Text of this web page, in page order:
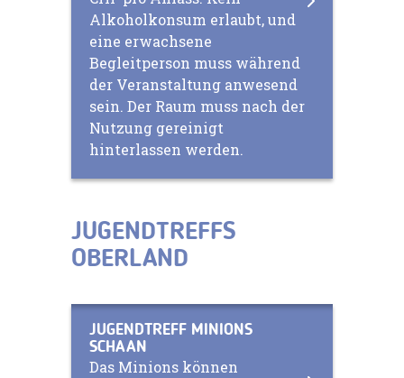
Alkoholkonsum erlaubt, und
eine erwachsene
Begleitperson muss während
der Veranstaltung anwesend
sein. Der Raum muss nach der
Nutzung gereinigt
hinterlassen werden.
JUGENDTREFFS
OBERLAND
JUGENDTREFF MINIONS
SCHAAN
Das Minions können